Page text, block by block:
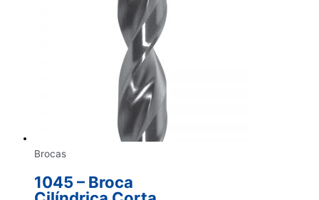
Brocas
1045 – Broca